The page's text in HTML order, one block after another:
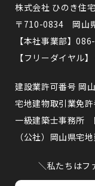
株式会社 ひのき住宅
〒710-0834 岡山
【本社事業部】
【フリーダイヤル
建設業許可番号 岡
宅地建物取引業免
一級建築士事務所
（公社）岡山県宅
＼私たちはフ